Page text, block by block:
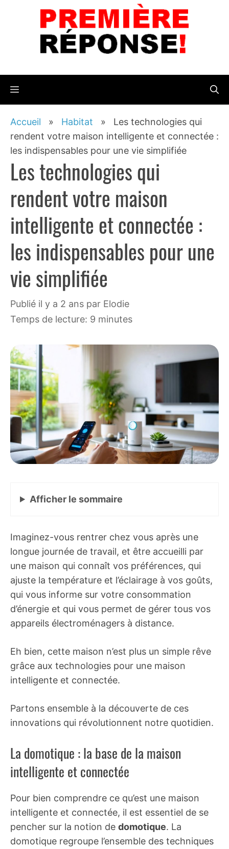
Menu
Accueil » Habitat » Les technologies qui
rendent votre maison intelligente et connectée :
les indispensables pour une vie simplifiée
Les technologies qui
rendent votre maison
intelligente et connectée :
les indispensables pour une
vie simplifiée
publié il y a 2 ans par Elodie
Temps de lecture: 9 minutes
Afficher le sommaire
Imaginez-vous rentrer chez vous après une
longue journée de travail, et être accueilli par
une maison qui connaît vos préférences, qui
ajuste la température et l’éclairage à vos goûts,
qui vous informe sur votre consommation
d’énergie et qui vous permet de gérer tous vos
appareils électroménagers à distance.
Eh bien, cette maison n’est plus un simple rêve
grâce aux technologies pour une maison
intelligente et connectée.
Partons ensemble à la découverte de ces
innovations qui révolutionnent notre quotidien.
La domotique : la base de la maison
intelligente et connectée
Pour bien comprendre ce qu’est une maison
intelligente et connectée, il est essentiel de se
pencher sur la notion de domotique. La
domotique regroupe l’ensemble des techniques